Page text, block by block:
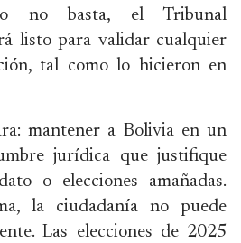
no basta, el Tribunal
listo para validar cualquier
tal como lo hicieron en
mantener a Bolivia en un
jurídica que justifique
o elecciones amañadas.
la ciudadanía no puede
Las elecciones de 2025